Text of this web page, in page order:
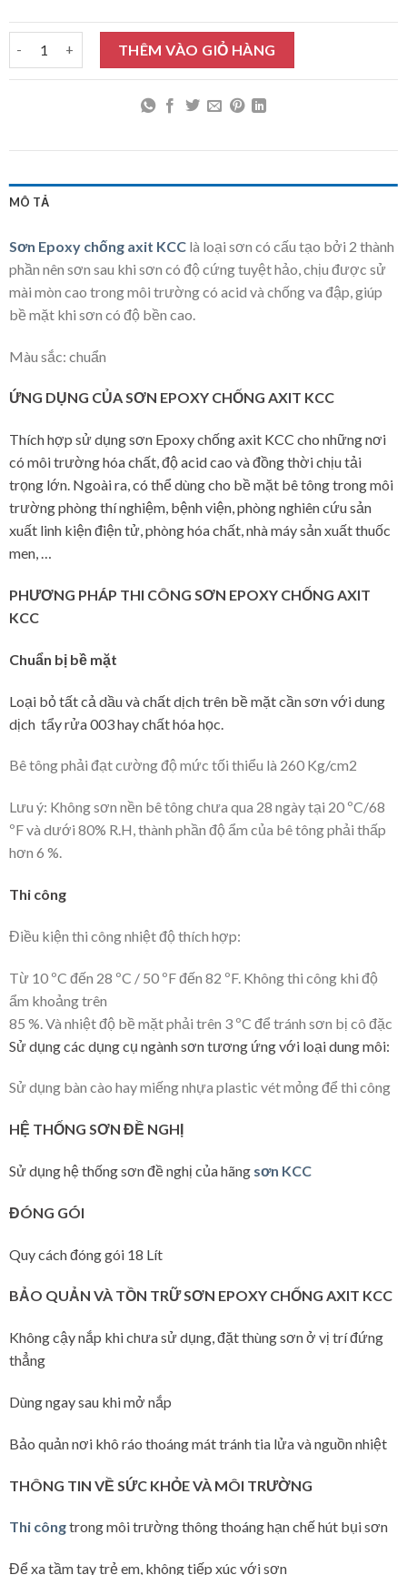
Sơn Epoxy chống axit KCC 16L số lượng
THÊM VÀO GIỎ HÀNG
MÔ TẢ
Sơn Epoxy chống axit KCClà loại sơn có cấu tạo bởi 2 thành
phần nên sơn sau khi sơn có độ cứng tuyệt hảo, chịu được sử
mài mòn cao trong môi trường có acid và chống va đập, giúp
bề mặt khi sơn có độ bền cao.
Màu sắc: chuẩn
ỨNG DỤNG CỦA SƠN EPOXY CHỐNG AXIT KCC
Thích hợp sử dụng sơn Epoxy chống axit KCC cho những nơi
có môi trường hóa chất, độ acid cao và đồng thời chịu tải
trọng lớn. Ngoài ra, có thể dùng cho bề mặt bê tông trong môi
trường phòng thí nghiệm, bệnh viện, phòng nghiên cứu sản
xuất linh kiện điện tử, phòng hóa chất, nhà máy sản xuất thuốc
men, …
PHƯƠNG PHÁP THI CÔNG SƠN EPOXY CHỐNG AXIT
KCC
Chuẩn bị bề mặt
Loại bỏ tất cả dầu và chất dịch trên bề mặt cần sơn với dung
dịch tẩy rửa 003 hay chất hóa học.
Bê tông phải đạt cường độ mức tối thiểu là 260 Kg/cm2
Lưu ý: Không sơn nền bê tông chưa qua 28 ngày tại 20 ºC/68
ºF và dưới 80% R.H, thành phần độ ẩm của bê tông phải thấp
hơn 6 %.
Thi công
Điều kiện thi công nhiệt độ thích hợp:
Từ 10 ºC đến 28 ºC / 50 ºF đến 82 ºF. Không thi công khi độ
ẩm khoảng trên
85 %. Và nhiệt độ bề mặt phải trên 3 ºC để tránh sơn bị cô đặc
Sử dụng các dụng cụ ngành sơn tương ứng với loại dung môi:
Sử dụng bàn cào hay miếng nhựa plastic vét mỏng để thi công
HỆ THỐNG SƠN ĐỀ NGHỊ
Sử dụng hệ thống sơn đề nghị của hãng sơn KCC
ĐÓNG GÓI
Quy cách đóng gói 18 Lít
BẢO QUẢN VÀ TỒN TRỮ SƠN EPOXY CHỐNG AXIT KCC
Không cậy nắp khi chưa sử dụng, đặt thùng sơn ở vị trí đứng
thẳng
Dùng ngay sau khi mở nắp
Bảo quản nơi khô ráo thoáng mát tránh tia lửa và nguồn nhiệt
THÔNG TIN VỀ SỨC KHỎE VÀ MÔI TRƯỜNG
Thi côngtrong môi trường thông thoáng hạn chế hút bụi sơn
Để xa tầm tay trẻ em, không tiếp xúc với sơn